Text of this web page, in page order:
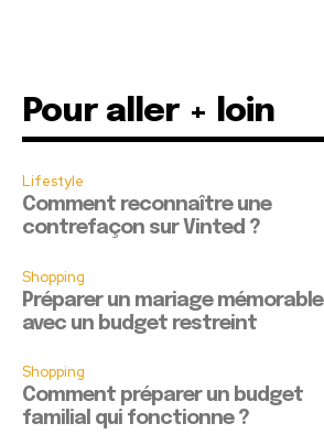
Pour aller + loin
Lifestyle
Comment reconnaître une
contrefaçon sur Vinted ?
Shopping
Préparer un mariage mémorable
avec un budget restreint
Shopping
Comment préparer un budget
familial qui fonctionne ?